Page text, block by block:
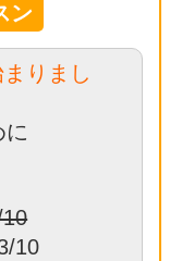
ン
りまし
に
10